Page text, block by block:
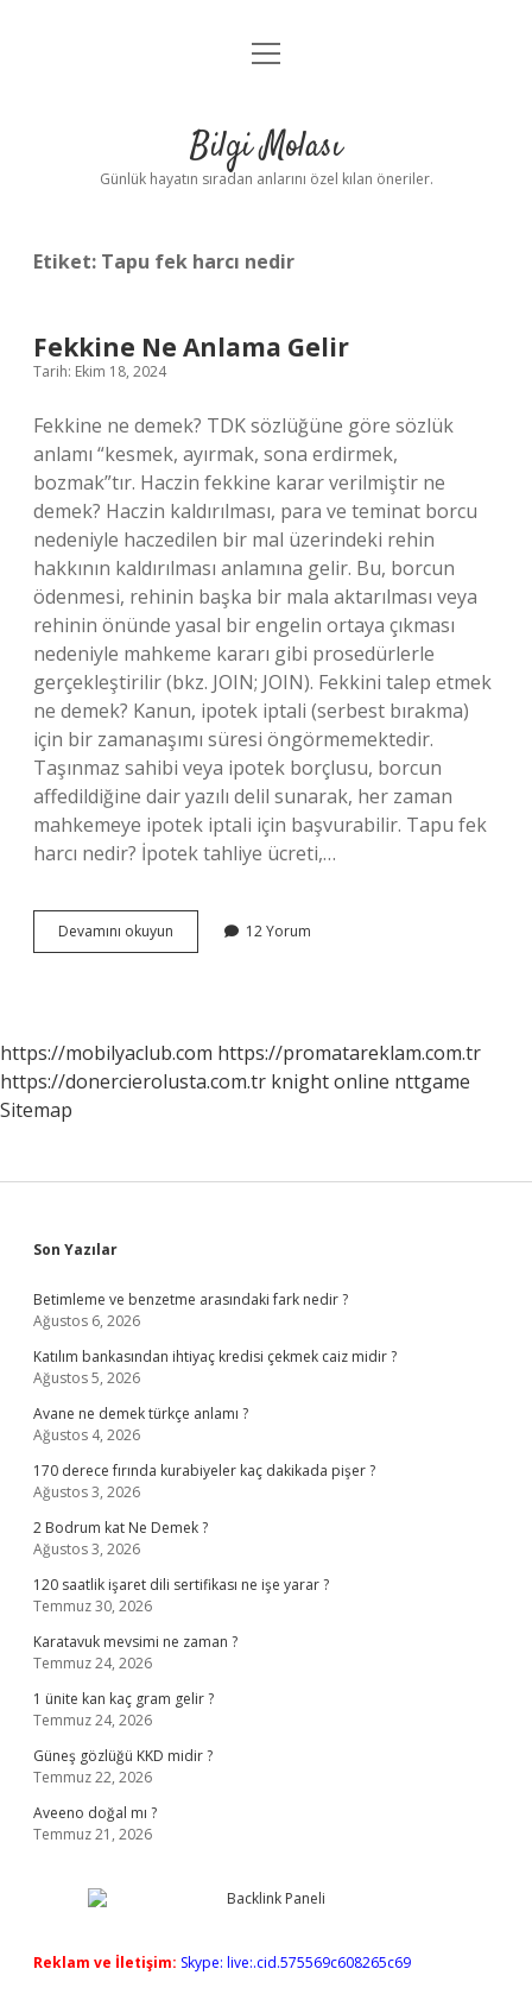
Anasayfa
Yasal Uyarı
menüyü
Bilgi Molası
Günlük hayatın sıradan anlarını özel kılan öneriler.
Etiket: Tapu fek harcı nedir
Fekkine Ne Anlama Gelir
Tarih: Ekim 18, 2024
Fekkine ne demek? TDK sözlüğüne göre sözlük
anlamı “kesmek, ayırmak, sona erdirmek,
bozmak”tır. Haczin fekkine karar verilmiştir ne
demek? Haczin kaldırılması, para ve teminat borcu
nedeniyle haczedilen bir mal üzerindeki rehin
hakkının kaldırılması anlamına gelir. Bu, borcun
ödenmesi, rehinin başka bir mala aktarılması veya
rehinin önünde yasal bir engelin ortaya çıkması
nedeniyle mahkeme kararı gibi prosedürlerle
gerçekleştirilir (bkz. JOIN; JOIN). Fekkini talep etmek
ne demek? Kanun, ipotek iptali (serbest bırakma)
için bir zamanaşımı süresi öngörmemektedir.
Taşınmaz sahibi veya ipotek borçlusu, borcun
affedildiğine dair yazılı delil sunarak, her zaman
mahkemeye ipotek iptali için başvurabilir. Tapu fek
harcı nedir? İpotek tahliye ücreti,…
Devamını okuyun
Ne
12 Yorum
https://mobilyaclub.com https://promatareklam.com.tr
https://donercierolusta.com.tr knight online nttgame
Sitemap
Sidebar
Son Yazılar
Betimleme ve benzetme arasındaki fark nedir ?
Ağustos 6, 2026
Katılım bankasından ihtiyaç kredisi çekmek caiz midir ?
Ağustos 5, 2026
Avane ne demek türkçe anlamı ?
Ağustos 4, 2026
170 derece fırında kurabiyeler kaç dakikada pişer ?
Ağustos 3, 2026
2 Bodrum kat Ne Demek ?
Ağustos 3, 2026
120 saatlik işaret dili sertifikası ne işe yarar ?
Temmuz 30, 2026
Karatavuk mevsimi ne zaman ?
Temmuz 24, 2026
1 ünite kan kaç gram gelir ?
Temmuz 24, 2026
Güneş gözlüğü KKD midir ?
Temmuz 22, 2026
Aveeno doğal mı ?
Temmuz 21, 2026
Reklam ve İletişim: Skype: live:.cid.575569c608265c69